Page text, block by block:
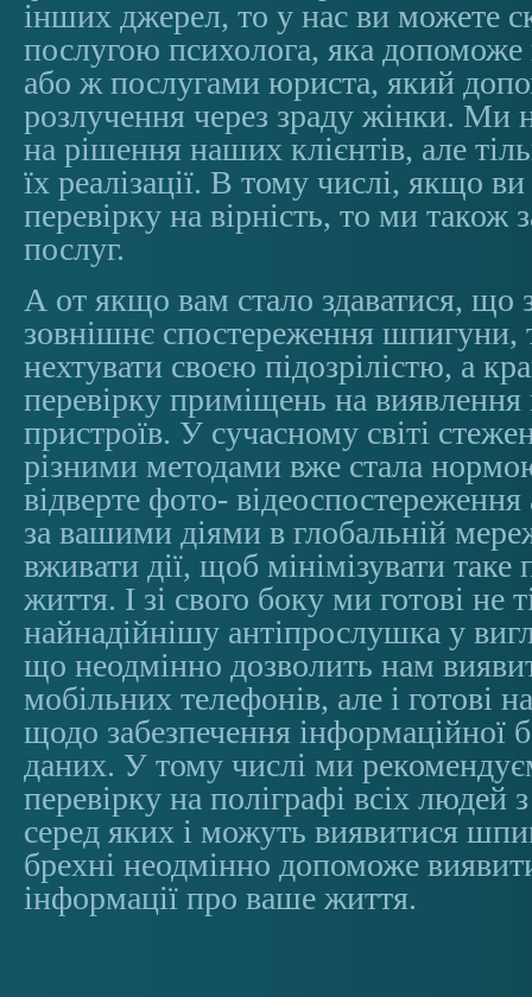
інших джерел, то у нас ви можете
послугою психолога, яка
або ж послугами юриста, який
розлучення через зраду жінки. Ми
на рішення наших клієнтів, але
їх реалізації. В тому числі, якщо ви
перевірку на вірність, то ми
послуг.
А от якщо вам стало здаватися, що
зовнішнє спостереження шпигуни,
нехтувати своєю підозрілістю, а
перевірку приміщень на
пристроїв. У сучасному світі
різними методами вже стала
відверте фото-
за вашими діями в глобальній
вживати дії, щоб мінімізувати
життя. І зі свого боку ми готові не
найнадійнішу антіпрослушка у
що неодмінно дозволить нам
мобільних телефонів, але і готові
щодо забезпечення інформаційної
даних. У тому числі ми
перевірку на поліграфі всіх людей
серед яких і можуть виявитися
брехні неодмінно допоможе
інформації про ваше життя.